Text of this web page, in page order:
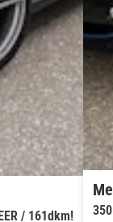
/ 161dkm!